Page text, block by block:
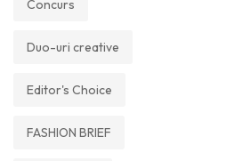
Concurs
Duo-uri creative
Editor's Choice
FASHION BRIEF